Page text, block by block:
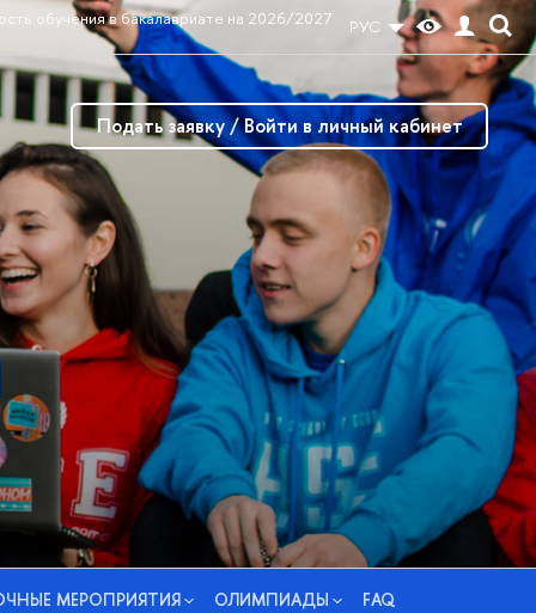
РУС
обучения в бакалавриате на 2026/2027
Подать заявку / Войти в личный кабинет
МЕРОПРИЯТИЯ ОЛИМПИАДЫ
FAQ